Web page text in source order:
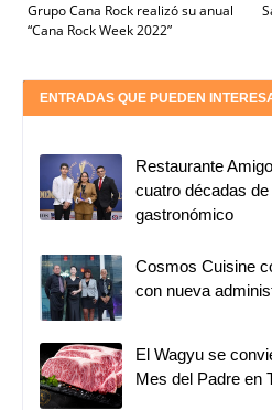
Grupo Cana Rock realizó su anual
“Cana Rock Week 2022”
ENTRADAS QUE PUEDEN
Restaurante
cuatro décadas
gastronómico
Cosmos Cuisine
con nueva
El Wagyu se
Mes del Padre en